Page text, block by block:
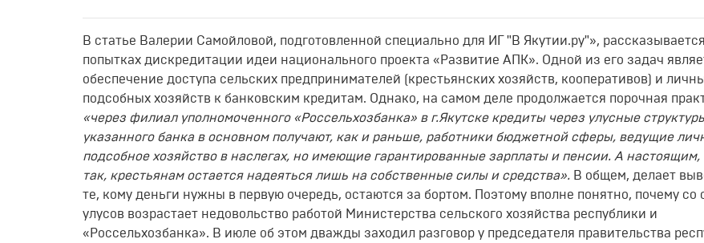
В статье Валерии Самойловой, подготовленной специально для ИГ "В Якутии.ру"»,
попытках дискредитации идеи национального проекта «Развитие АПК». Одной из его задач
обеспечение доступа сельских предпринимателей (крестьянских хозяйств, кооперативов) и
подсобных хозяйств к банковским кредитам. Однако, на самом деле продолжается порочная
«через филиал уполномоченного «Россельхозбанка» в г.Якутске кредиты через улусные
указанного банка в основном получают, как и раньше, работники бюджетной сферы, ведущие
подсобное хозяйство в наслегах, но имеющие гарантированные зарплаты и пенсии. А
так, крестьянам остается надеяться лишь на собственные силы и средства». В общем, делает
те, кому деньги нужны в первую очередь, остаются за бортом. Поэтому вполне понятно, почему со
улусов возрастает недовольство работой Министерства сельского хозяйства республики и
«Россельхозбанка». В июле об этом дважды заходил разговор у председателя правительства